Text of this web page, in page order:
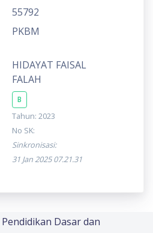
55792
PKBM
HIDAYAT FAISAL
FALAH
B
Tahun: 2023
No SK:
Sinkronisasi:
31 Jan 2025 07.21.31
Dasar dan